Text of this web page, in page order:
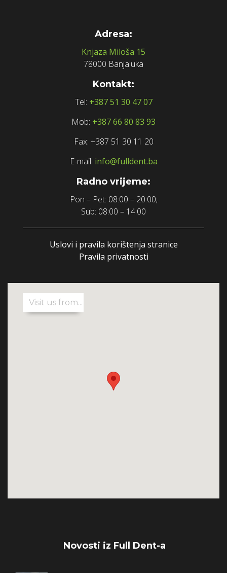
Adresa:
Knjaza Miloša 15
78000 Banjaluka
Kontakt:
Tel: +387 51 30 47 07
Mob: +387 66 80 83 93
Fax: +387 51 30 11 20
E-mail: info@fulldent.ba
Radno vrijeme:
Pon – Pet: 08:00 – 20:00;
Sub: 08:00 – 14:00
Uslovi i pravila korištenja stranice
Pravila privatnosti
Novosti iz Full Dent-a